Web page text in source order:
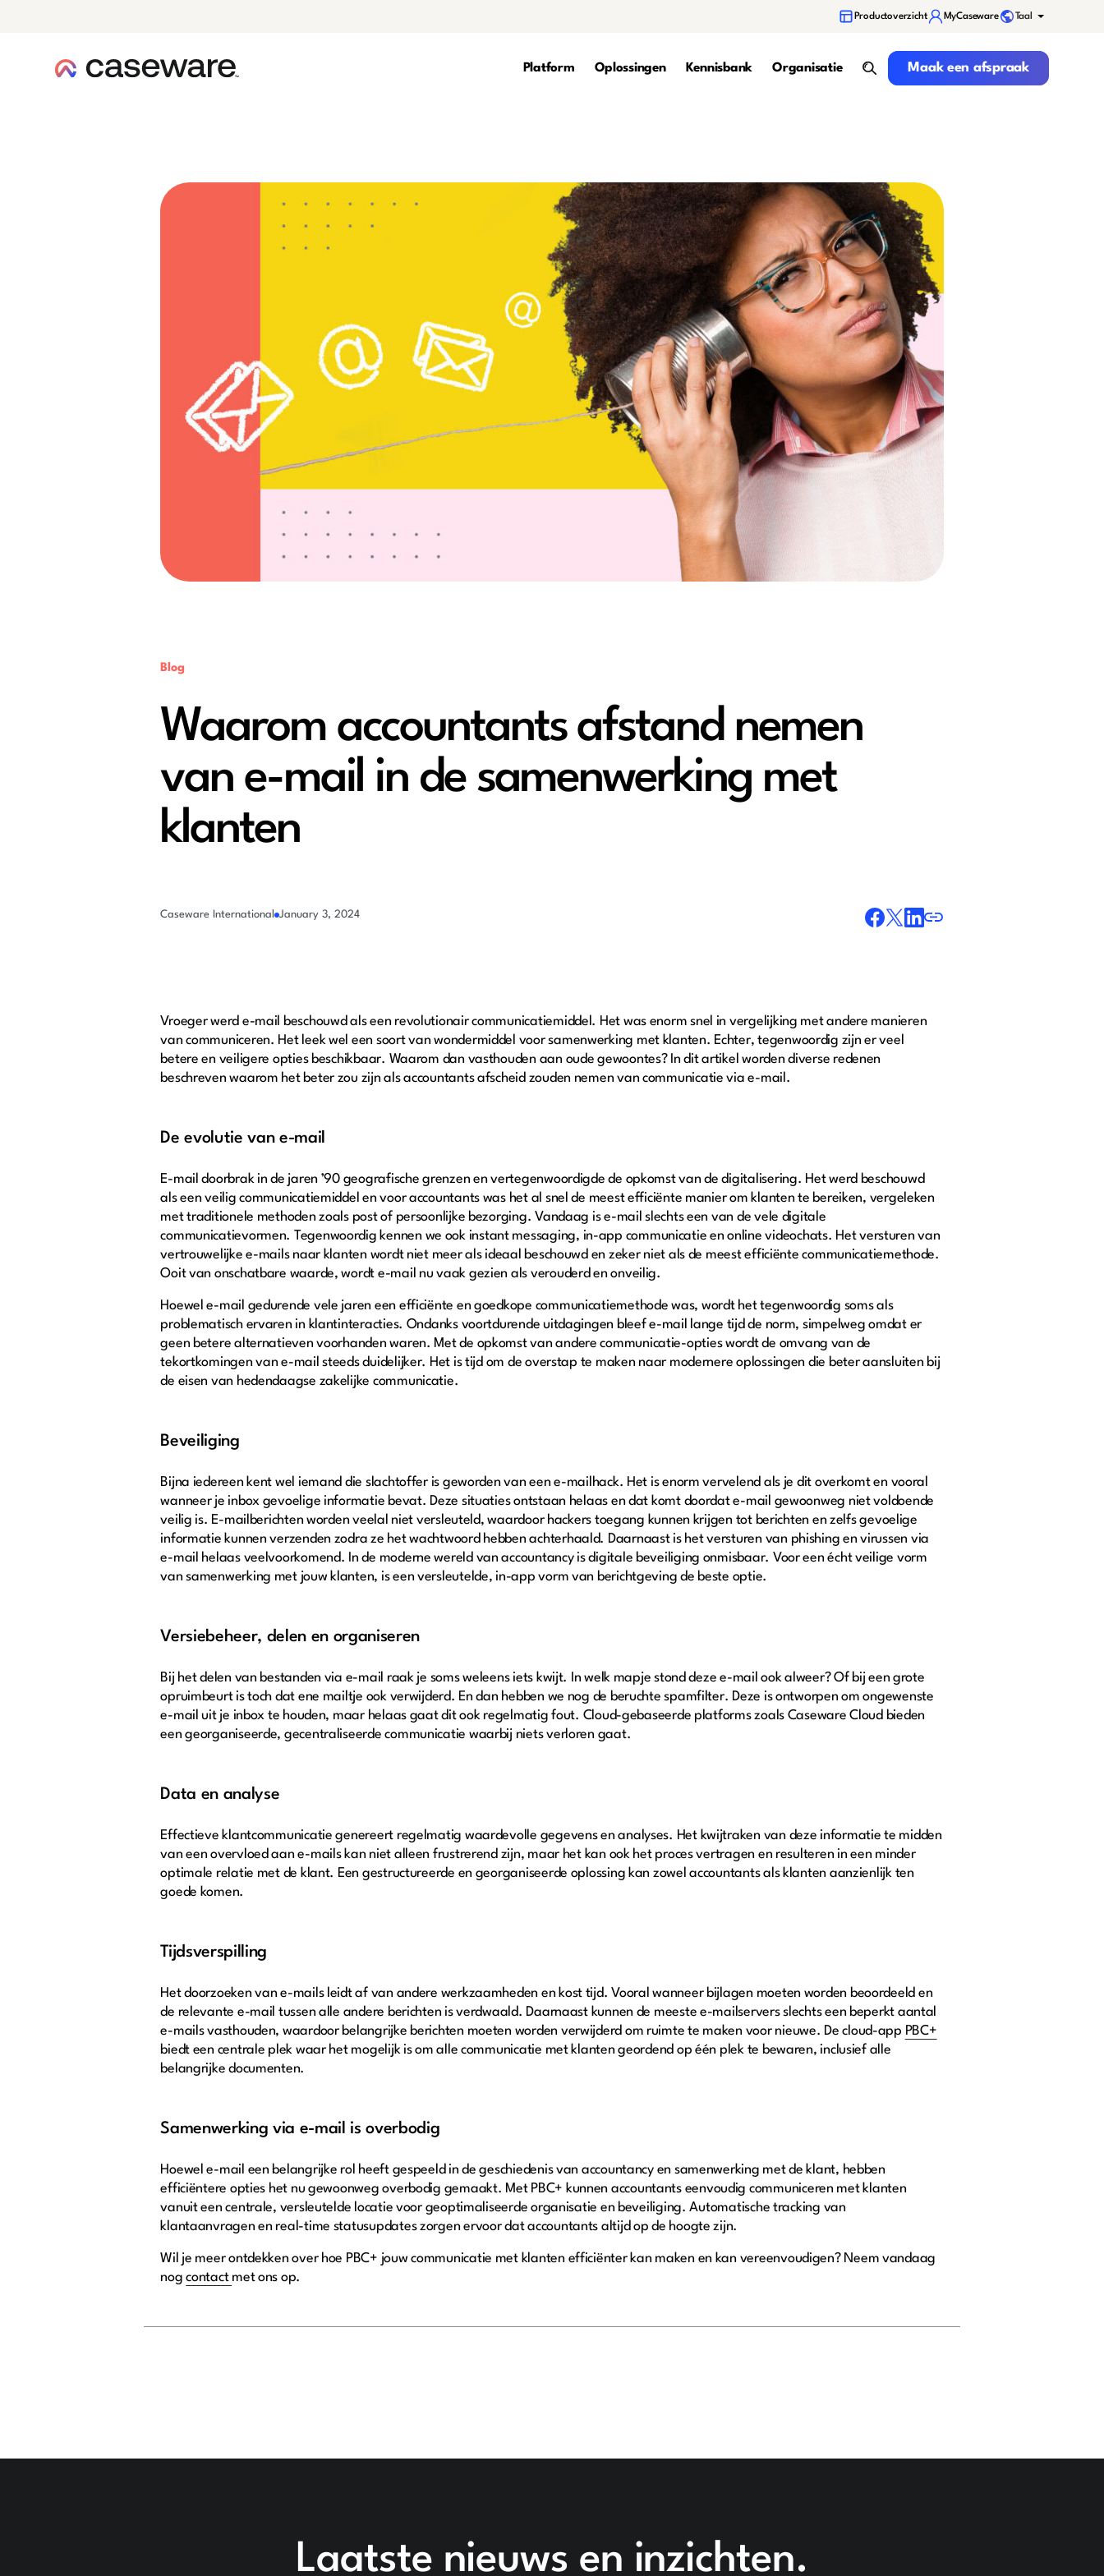
Productoverzicht MyCaseware Taal
Platform Oplossingen Kennisbank Organisatie
search
Maak een afspraak
Maak een afspraak
Blog
Waarom accountants afstand nemen
van e-mail in de samenwerking met
klanten
Caseware International January 3, 2024
Vroeger werd e-mail beschouwd als een revolutionair communicatiemiddel. Het was enorm snel in vergelijking met andere manieren
van communiceren. Het leek wel een soort van wondermiddel voor samenwerking met klanten. Echter, tegenwoordig zijn er veel
betere en veiligere opties beschikbaar. Waarom dan vasthouden aan oude gewoontes? In dit artikel worden diverse redenen
beschreven waarom het beter zou zijn als accountants afscheid zouden nemen van communicatie via e-mail.
De evolutie van e-mail
E-mail doorbrak in de jaren ’90 geografische grenzen en vertegenwoordigde de opkomst van de digitalisering. Het werd beschouwd
als een veilig communicatiemiddel en voor accountants was het al snel de meest efficiënte manier om klanten te bereiken, vergeleken
met traditionele methoden zoals post of persoonlijke bezorging. Vandaag is e-mail slechts een van de vele digitale
communicatievormen. Tegenwoordig kennen we ook instant messaging, in-app communicatie en online videochats. Het versturen van
vertrouwelijke e-mails naar klanten wordt niet meer als ideaal beschouwd en zeker niet als de meest efficiënte communicatiemethode.
Ooit van onschatbare waarde, wordt e-mail nu vaak gezien als verouderd en onveilig.
Hoewel e-mail gedurende vele jaren een efficiënte en goedkope communicatiemethode was, wordt het tegenwoordig soms als
problematisch ervaren in klantinteracties. Ondanks voortdurende uitdagingen bleef e-mail lange tijd de norm, simpelweg omdat er
geen betere alternatieven voorhanden waren. Met de opkomst van andere communicatie-opties wordt de omvang van de
tekortkomingen van e-mail steeds duidelijker. Het is tijd om de overstap te maken naar modernere oplossingen die beter aansluiten bij
de eisen van hedendaagse zakelijke communicatie.
Beveiliging
Bijna iedereen kent wel iemand die slachtoffer is geworden van een e-mailhack. Het is enorm vervelend als je dit overkomt en vooral
wanneer je inbox gevoelige informatie bevat. Deze situaties ontstaan helaas en dat komt doordat e-mail gewoonweg niet voldoende
veilig is. E-mailberichten worden veelal niet versleuteld, waardoor hackers toegang kunnen krijgen tot berichten en zelfs gevoelige
informatie kunnen verzenden zodra ze het wachtwoord hebben achterhaald. Daarnaast is het versturen van phishing en virussen via
e-mail helaas veelvoorkomend. In de moderne wereld van accountancy is digitale beveiliging onmisbaar. Voor een écht veilige vorm
van samenwerking met jouw klanten, is een versleutelde, in-app vorm van berichtgeving de beste optie.
Versiebeheer, delen en organiseren
Bij het delen van bestanden via e-mail raak je soms weleens iets kwijt. In welk mapje stond deze e-mail ook alweer? Of bij een grote
opruimbeurt is toch dat ene mailtje ook verwijderd. En dan hebben we nog de beruchte spamfilter. Deze is ontworpen om ongewenste
e-mail uit je inbox te houden, maar helaas gaat dit ook regelmatig fout. Cloud-gebaseerde platforms zoals Caseware Cloud bieden
een georganiseerde, gecentraliseerde communicatie waarbij niets verloren gaat.
Data en analyse
Effectieve klantcommunicatie genereert regelmatig waardevolle gegevens en analyses. Het kwijtraken van deze informatie te midden
van een overvloed aan e-mails kan niet alleen frustrerend zijn, maar het kan ook het proces vertragen en resulteren in een minder
optimale relatie met de klant. Een gestructureerde en georganiseerde oplossing kan zowel accountants als klanten aanzienlijk ten
goede komen.
Tijdsverspilling
Het doorzoeken van e-mails leidt af van andere werkzaamheden en kost tijd. Vooral wanneer bijlagen moeten worden beoordeeld en
de relevante e-mail tussen alle andere berichten is verdwaald. Daarnaast kunnen de meeste e-mailservers slechts een beperkt aantal
e-mails vasthouden, waardoor belangrijke berichten moeten worden verwijderd om ruimte te maken voor nieuwe. De cloud-app PBC+
biedt een centrale plek waar het mogelijk is om alle communicatie met klanten geordend op één plek te bewaren, inclusief alle
belangrijke documenten.
Samenwerking via e-mail is overbodig
Hoewel e-mail een belangrijke rol heeft gespeeld in de geschiedenis van accountancy en samenwerking met de klant, hebben
efficiëntere opties het nu gewoonweg overbodig gemaakt. Met PBC+ kunnen accountants eenvoudig communiceren met klanten
vanuit een centrale, versleutelde locatie voor geoptimaliseerde organisatie en beveiliging. Automatische tracking van
klantaanvragen en real-time statusupdates zorgen ervoor dat accountants altijd op de hoogte zijn.
Wil je meer ontdekken over hoe PBC+ jouw communicatie met klanten efficiënter kan maken en kan vereenvoudigen? Neem vandaag
nogcontact met ons op.
Laatste nieuws en inzichten.